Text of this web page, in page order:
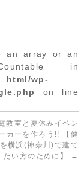
an array or an
in
wp-
on line
教室と夏休みイベン
カーを作ろう!! 【健
横浜(神奈川)で建て
たい方のために】
→